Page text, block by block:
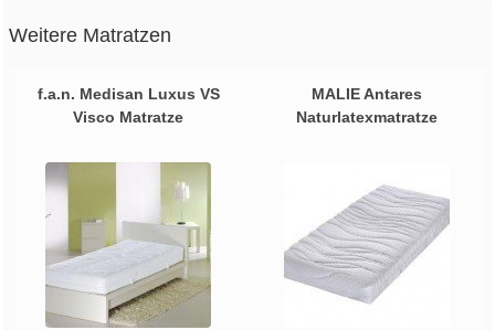
Weitere Matratzen
f.a.n. Medisan Luxus VS
Visco Matratze
MALIE Antares
Naturlatexmatratze